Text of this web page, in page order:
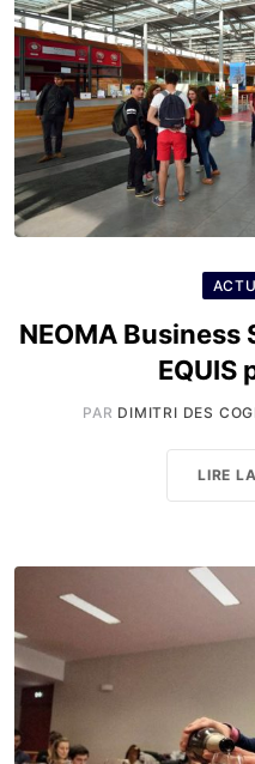
NEOMA
EQUIS
PAR DIMITRI DES
LIRE